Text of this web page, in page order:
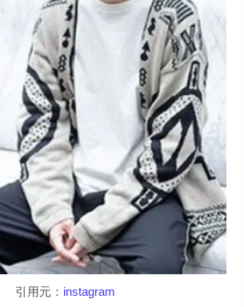
引用元： instagram